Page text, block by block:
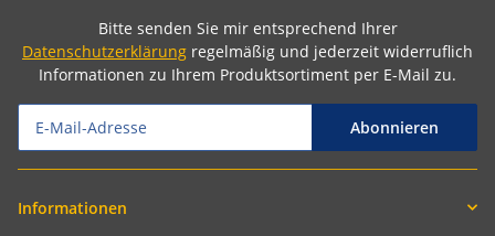
Bitte senden Sie mir entsprechend Ihrer
Datenschutzerklärung regelmäßig und jederzeit widerruflich
Informationen zu Ihrem Produktsortiment per E-Mail zu.
Abonnieren
Informationen